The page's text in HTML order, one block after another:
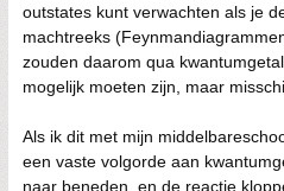
outstates kunt verwachten als je
machtreeks
zouden daarom qua
mogelijk moeten zijn, maar
Als ik dit met mijn
een vaste volgorde aan
naar beneden, en de reactie